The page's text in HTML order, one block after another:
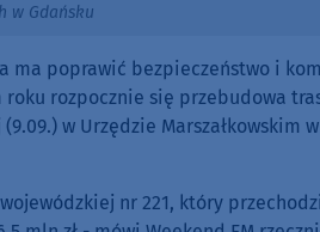
w Gdańsku
ma poprawić bezpieczeństwo i
roku rozpocznie się przebudowa
w Urzędzie Marszałkowskim
nr 221, który